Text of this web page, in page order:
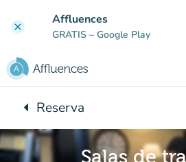
clear Affluences
GRATIS – Google Play
arrow_leftVuelta:
Reserva
Salas de